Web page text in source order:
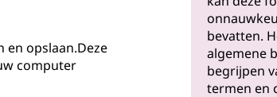
en opslaan.Deze
computer
bevatten.
algemene
begrijpen
termen en